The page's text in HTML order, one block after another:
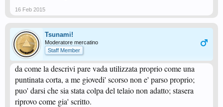
16 Feb 2015
Tsunami!
Moderatore mercatino
Staff Member
da come la descrivi pare vada utilizzata proprio come una
puntinata corta, a me giovedi' scorso non e' parso proprio;
puo' darsi che sia stata colpa del telaio non adatto; stasera
riprovo come gia' scritto.